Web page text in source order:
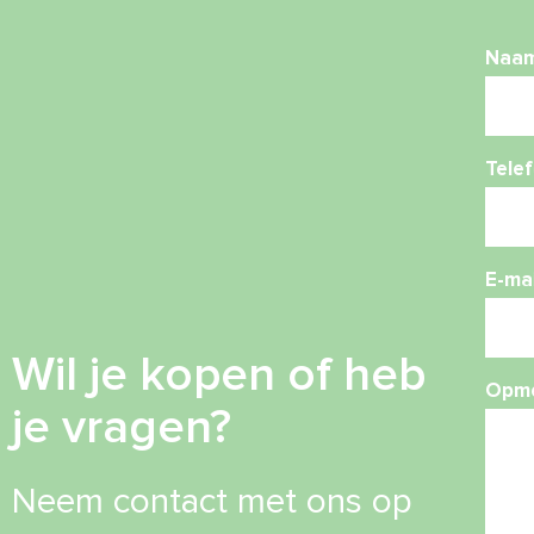
Wil je kopen of heb
je vragen?
Neem contact met ons op
E-